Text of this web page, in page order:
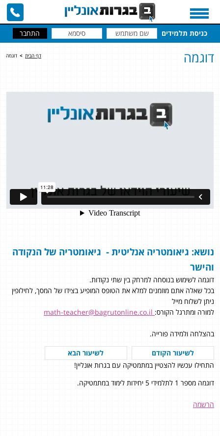
כניסת תלמידים
דף הבית > דוגמה דוגמה
נושא: גיאומטריה אנליטית - גיאומטריה של הנקודה
והישר
דוגמה לשימוש בנוסחה למרחק בין שתי נקודות.
בכל שאלה אתם מוזמנים למלא את הטופס המופיע בצידו של המסך, לחילופין
ניתן לשלוח מייל
למורה ומתרגל הקורס:
בהצלחה ולמידה פורייה.
לשיעור הקודם
לשיעור הבא
התחילו עכשיו להצטיין במתמטיקה עם בגרות אונליין!
דוגמה מספר 1 לתלמידי 5 יחידות לימוד במתמטיקה.
הרשמה